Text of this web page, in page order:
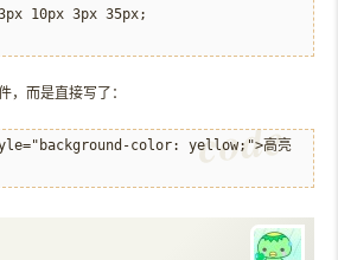
10px 3px 35px;
，而是直接写了：
color: yellow;">高亮